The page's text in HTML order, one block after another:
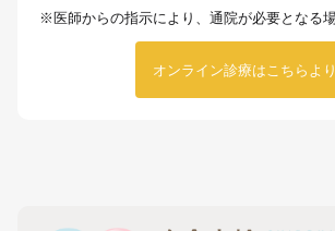
※医師からの指示により、通院が必要となる場
オンライン診療はこちらより